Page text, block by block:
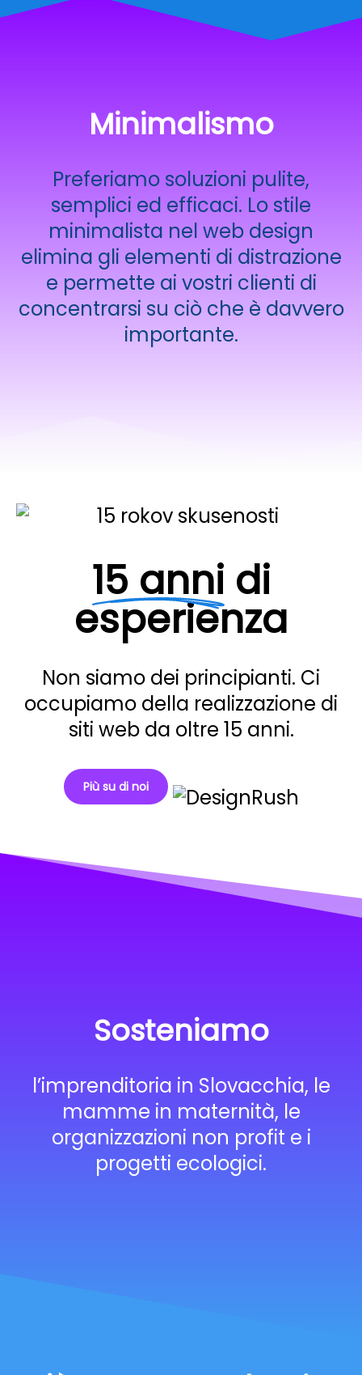
Minimalismo
Preferiamo soluzioni pulite,
semplici ed efficaci. Lo stile
minimalista nel web design
elimina gli elementi di distrazione
e permette ai vostri clienti di
concentrarsi su ciò che è davvero
importante.
15 anni di
esperienza
Non siamo dei principianti. Ci
occupiamo della realizzazione di
siti web da oltre 15 anni.
Più su di noi
Sosteniamo
l’imprenditoria in Slovacchia, le
mamme in maternità, le
organizzazioni non profit e i
progetti ecologici.